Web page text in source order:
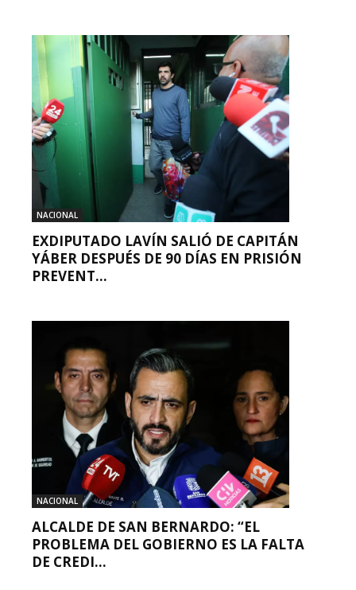
NACIONAL
EXDIPUTADO LAVÍN SALIÓ DE CAPITÁN
YÁBER DESPUÉS DE 90 DÍAS EN PRISIÓN
PREVENT...
NACIONAL
ALCALDE DE SAN BERNARDO: “EL
PROBLEMA DEL GOBIERNO ES LA FALTA
DE CREDI...